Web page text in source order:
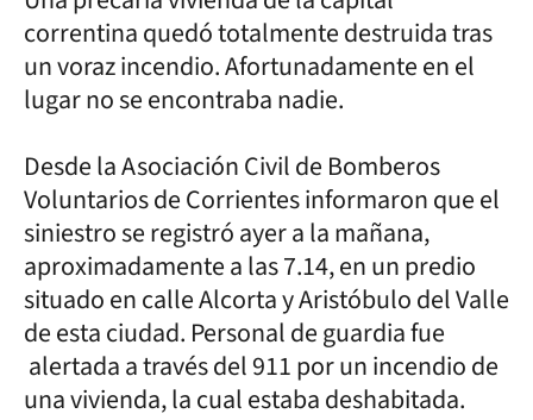
correntina quedó totalmente destruida tras
un voraz incendio. Afortunadamente en el
lugar no se encontraba nadie.
Desde la Asociación Civil de Bomberos
Voluntarios de Corrientes informaron que el
siniestro se registró ayer a la mañana,
aproximadamente a las 7.14, en un predio
situado en calle Alcorta y Aristóbulo del Valle
de esta ciudad. Personal de guardia fue
alertada a través del 911 por un incendio de
una vivienda, la cual estaba deshabitada.